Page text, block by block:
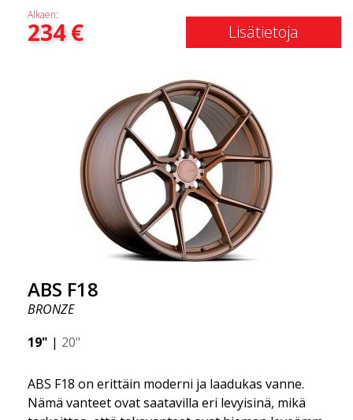
pankkia? ABS F16 on oma yrityksemme tarjota
laatutietoisille asiakkaille vanne, joka hyötyy
uusimmista materiaalien ja tuotannon
jossa kehitys etenee nopeasti, ja ABS F16 on
todellakin eturintamassa!
Alkaen:
234€ Lisätietoja
ABS F18
BRONZE
19" | 20"
ABS F18 on erittäin moderni ja laadukas vanne.
Nämä vanteet ovat saatavilla eri levyisinä, mikä